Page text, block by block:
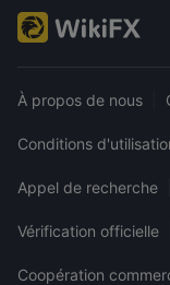
À propos de nous
Conditions
Appel de recherche
Vérification officielle
Coopération